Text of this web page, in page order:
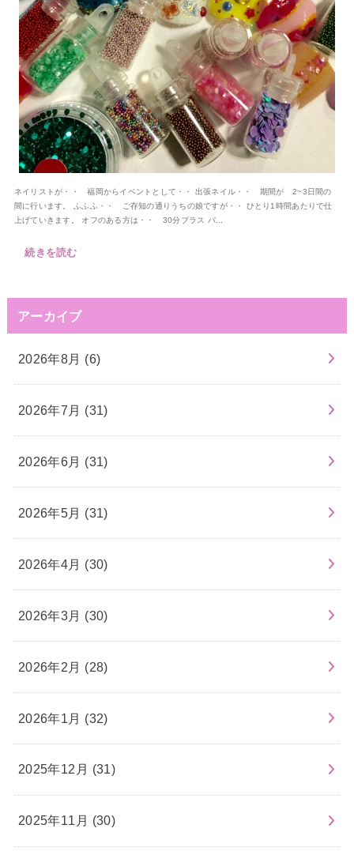
ネイリストが・・ 福岡からイベントとして・・ 出張ネイル・・ 期間が 2~3日間の
間に行います。 ふふふ・・ ご存知の通りうちの娘ですが・・ ひとり1時間あたりで仕
上げていきます。 オフのある方は・・ 30分プラス パ...
続きを読む
アーカイブ
2026年8月 (6)
2026年7月 (31)
2026年6月 (31)
2026年5月 (31)
2026年4月 (30)
2026年3月 (30)
2026年2月 (28)
2026年1月 (32)
2025年12月 (31)
2025年11月 (30)